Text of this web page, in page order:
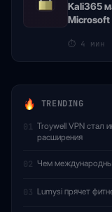
Kali365
Microsoft
⏱ 4 мин
TRENDING
01 Troywell VPN стал
расширения
02 Чем
03 Lumysi прячет